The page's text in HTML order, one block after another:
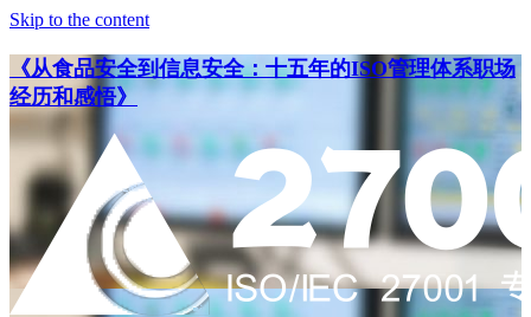
Skip to the content
《从食品安全到信息安全：十五年的ISO管理体系职场
经历和感悟》